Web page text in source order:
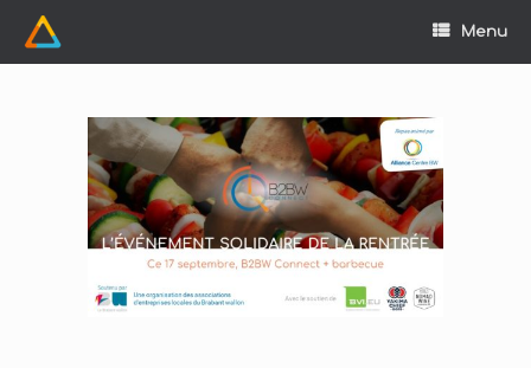
Menu